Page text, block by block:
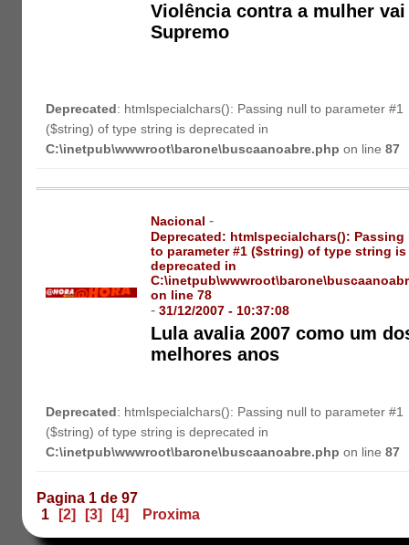
Violência contra a mulher vai
Supremo
Deprecated: htmlspecialchars(): Passing null to parameter #1
($string) of type string is deprecated in
C:\inetpub\wwwroot\barone\buscaanoabre.php on line87
Nacional -
Deprecated: htmlspecialchars(): Passing
to parameter #1 ($string) of type string is
deprecated in
on line78
-31/12/2007 - 10:37:08
Lula avalia 2007 como um
melhores anos
Deprecated: htmlspecialchars(): Passing null to parameter #1
($string) of type string is deprecated in
C:\inetpub\wwwroot\barone\buscaanoabre.php on line87
Pagina 1 de 97
1
[2] [3] [4] Proxima